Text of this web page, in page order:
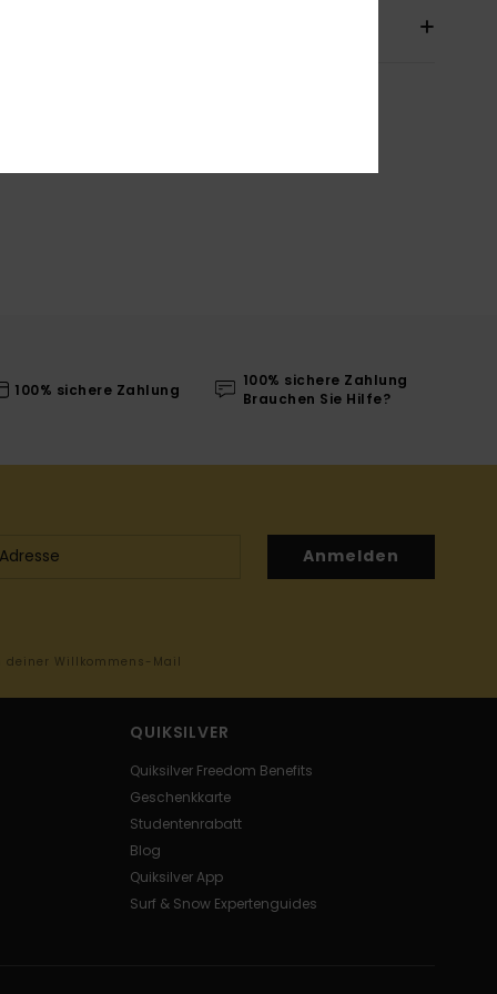
100% sichere Zahlung
100% sichere Zahlung
Brauchen Sie Hilfe?
Anmelden
Willkommens-Mail
QUIKSILVER
Quiksilver Freedom Benefits
Geschenkkarte
Studentenrabatt
Blog
Quiksilver App
Surf & Snow Expertenguides